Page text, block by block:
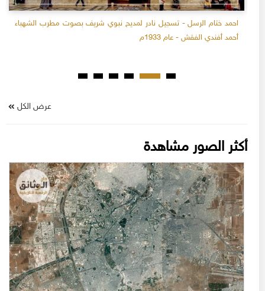
احمد ختام الرسل - تسجيل نادر لمديح نبوي شريف بصوت مطرب الشهباء
أحمد أفندي الفقش - عام 1933م
عرض الكل
أكثر الصور مشاهدة